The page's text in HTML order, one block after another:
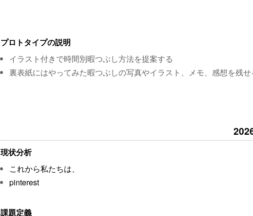
プロトタイプの説明
イラスト付きで時間別暇つぶし方法を提案する
裏表紙にはやってみた暇つぶしの写真やイラスト、メモ、感想を残せ
現状分析
これから私たちは、
pinterest
課題定義